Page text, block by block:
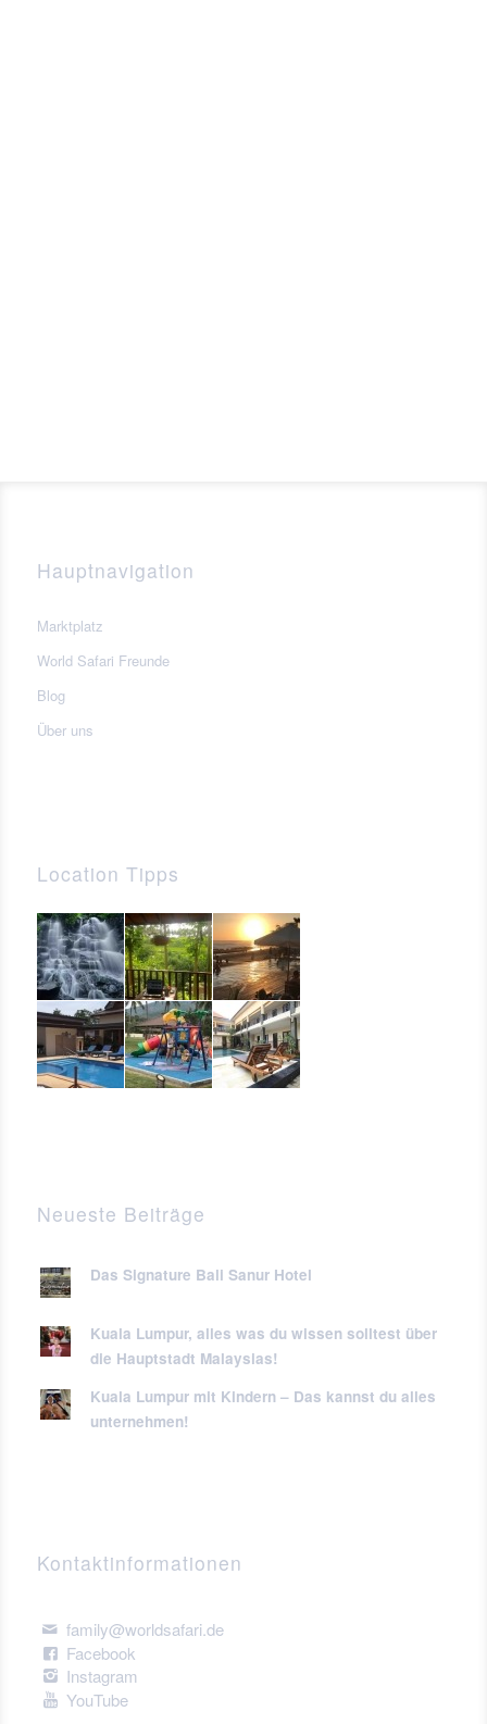
Hauptnavigation
Marktplatz
World Safari Freunde
Blog
Über uns
Location Tipps
Neueste Beiträge
Das Signature Bali Sanur Hotel
Kuala Lumpur, alles was du wissen solltest über
die Hauptstadt Malaysias!
Kuala Lumpur mit Kindern – Das kannst du alles
unternehmen!
Kontaktinformationen
family@worldsafari.de
Facebook
Instagram
YouTube